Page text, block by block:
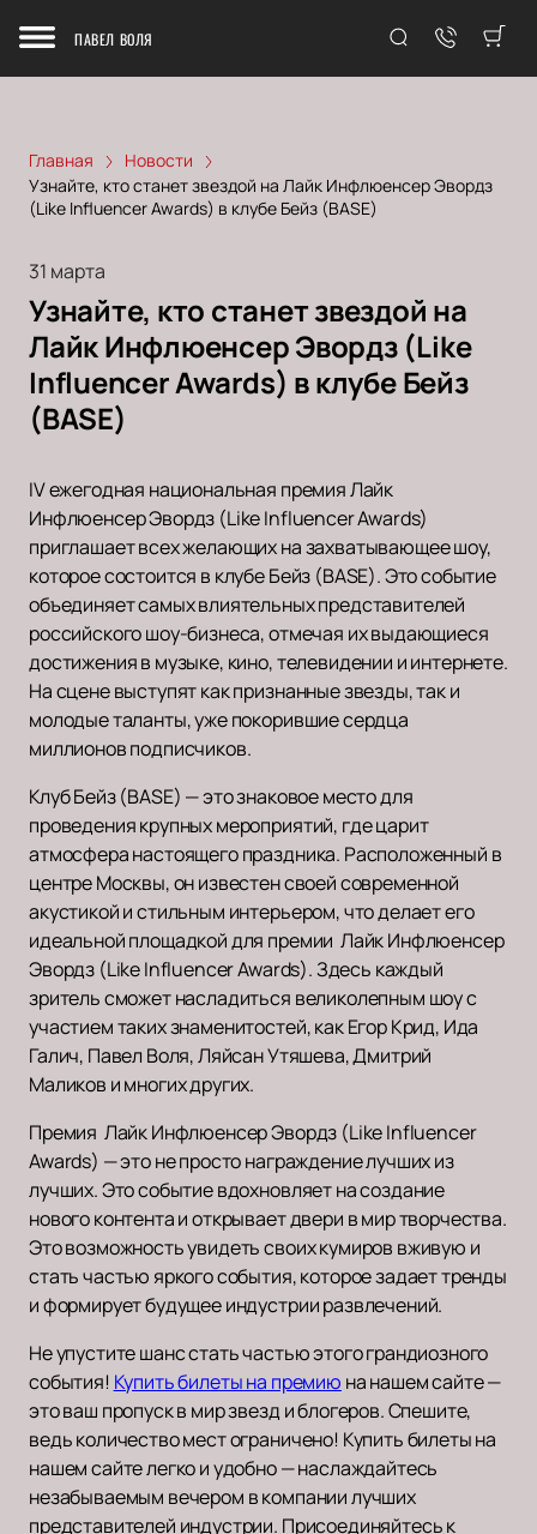
ПАВЕЛ ВОЛЯ
Главная
Новости
Узнайте, кто станет звездой на Лайк Инфлюенсер Эвордз
(Like Influencer Awards) в клубе Бейз (BASE)
31 марта
Узнайте, кто станет звездой на
Лайк Инфлюенсер Эвордз (Like
Influencer Awards) в клубе Бейз
(BASE)
IV ежегодная национальная премия Лайк
Инфлюенсер Эвордз (Like Influencer Awards)
приглашает всех желающих на захватывающее шоу,
которое состоится в клубе Бейз (BASE). Это событие
объединяет самых влиятельных представителей
российского шоу-бизнеса, отмечая их выдающиеся
достижения в музыке, кино, телевидении и интернете.
На сцене выступят как признанные звезды, так и
молодые таланты, уже покорившие сердца
миллионов подписчиков.
Клуб Бейз (BASE) — это знаковое место для
проведения крупных мероприятий, где царит
атмосфера настоящего праздника. Расположенный в
центре Москвы, он известен своей современной
акустикой и стильным интерьером, что делает его
идеальной площадкой для премии Лайк Инфлюенсер
Эвордз (Like Influencer Awards). Здесь каждый
зритель сможет насладиться великолепным шоу с
участием таких знаменитостей, как Егор Крид, Ида
Галич, Павел Воля, Ляйсан Утяшева, Дмитрий
Маликов и многих других.
Премия Лайк Инфлюенсер Эвордз (Like Influencer
Awards) — это не просто награждение лучших из
лучших. Это событие вдохновляет на создание
нового контента и открывает двери в мир творчества.
Это возможность увидеть своих кумиров вживую и
стать частью яркого события, которое задает тренды
и формирует будущее индустрии развлечений.
Не упустите шанс стать частью этого грандиозного
события! Купить билеты на премию на нашем сайте —
это ваш пропуск в мир звезд и блогеров. Спешите,
ведь количество мест ограничено! Купить билеты на
нашем сайте легко и удобно — наслаждайтесь
незабываемым вечером в компании лучших
представителей индустрии. Присоединяйтесь к